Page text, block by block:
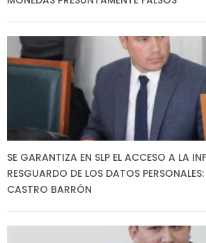
SE GARANTIZA EN SLP EL ACCESO A LA
RESGUARDO DE LOS DATOS PERSONALES:
CASTRO BARRÓN